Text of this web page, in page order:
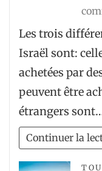
Les trois
Israël sont:
achetées par
peuvent être
étrangers
Continuer la